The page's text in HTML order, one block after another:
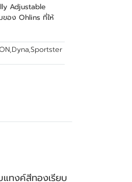
Adjustable
อง Ohlins ที่ให้
,Dyna,Sportster
ทงค์สีทองเรียบ